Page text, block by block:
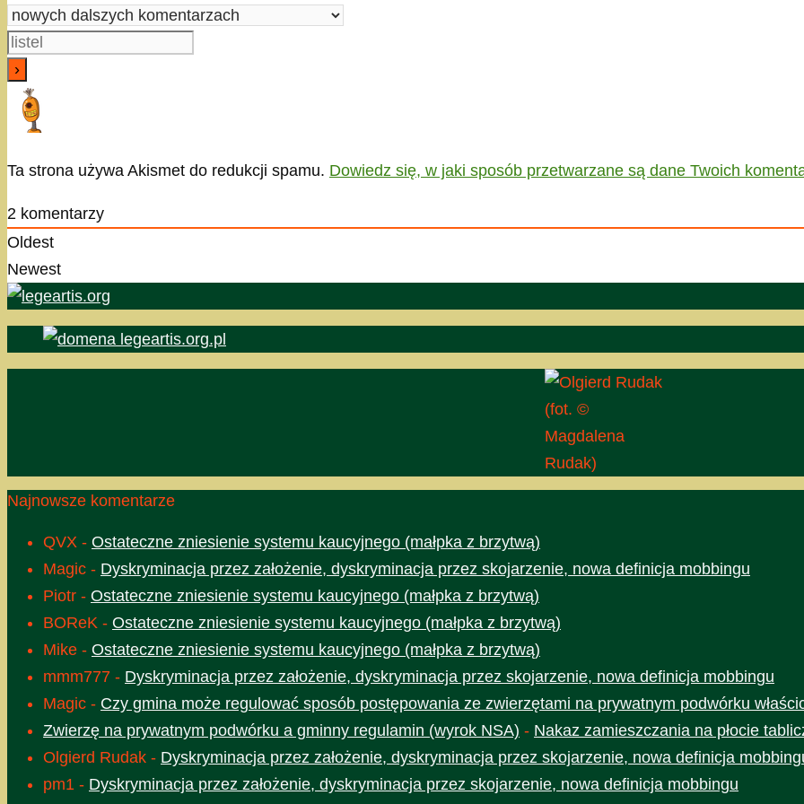
Ta strona używa Akismet do redukcji spamu. Dowiedz się, w jaki sposób przetwarzane są dane Twoich
2 komentarzy
Oldest
Newest
(fot. ©
Magdalena
Rudak)
Najnowsze komentarze
QVX - Ostateczne zniesienie systemu kaucyjnego (małpka z brzytwą)
Magic - Dyskryminacja przez założenie, dyskryminacja przez skojarzenie, nowa definicja mobbingu
Piotr - Ostateczne zniesienie systemu kaucyjnego (małpka z brzytwą)
BOReK - Ostateczne zniesienie systemu kaucyjnego (małpka z brzytwą)
Mike - Ostateczne zniesienie systemu kaucyjnego (małpka z brzytwą)
mmm777 - Dyskryminacja przez założenie, dyskryminacja przez skojarzenie, nowa definicja mobbingu
Magic - Czy gmina może regulować sposób postępowania ze zwierzętami na prywatnym podwórku
Zwierzę na prywatnym podwórku a gminny regulamin (wyrok NSA) - Nakaz zamieszczania na płocie
Olgierd Rudak - Dyskryminacja przez założenie, dyskryminacja przez skojarzenie, nowa definicja
pm1 - Dyskryminacja przez założenie, dyskryminacja przez skojarzenie, nowa definicja mobbingu